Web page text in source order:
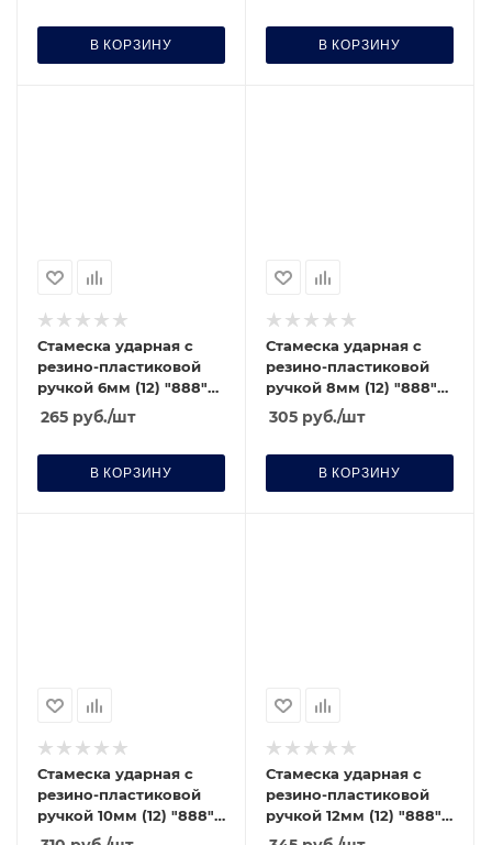
В КОРЗИНУ В КОРЗИНУ
Стамеска ударная с
резино-пластиковой
ручкой 6мм (12) "888"
(6020060)
265 руб./шт
В КОРЗИНУ
Стамеска ударная с
резино-пластиковой
ручкой 8мм (12) "888"
(6020080)
305 руб./шт
В КОРЗИНУ
Стамеска ударная с
резино-пластиковой
ручкой 10мм (12) "888"
(6020100)
Стамеска ударная с
резино-пластиковой
ручкой 12мм (12) "888"
(6020120)